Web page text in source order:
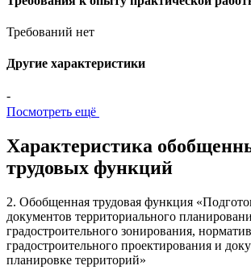
Требований нет
Другие характеристики
-
Посмотреть ещё
Характеристика
трудовых функций
2. Обобщенная трудовая функция
документов территориального
градостроительного зонирования,
градостроительного проектирования и
планировке территорий»